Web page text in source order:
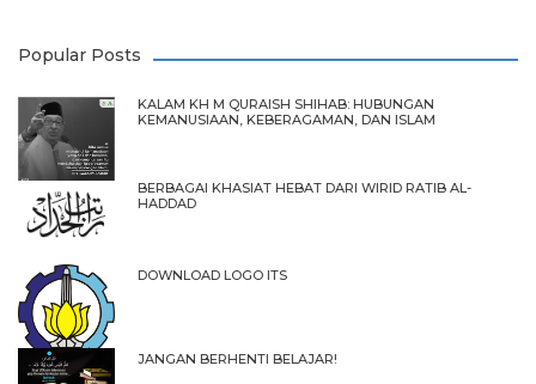
Popular Posts
KALAM KH M QURAISH SHIHAB: HUBUNGAN
KEMANUSIAAN, KEBERAGAMAN, DAN ISLAM
BERBAGAI KHASIAT HEBAT DARI WIRID RATIB AL-
HADDAD
DOWNLOAD LOGO ITS
JANGAN BERHENTI BELAJAR!